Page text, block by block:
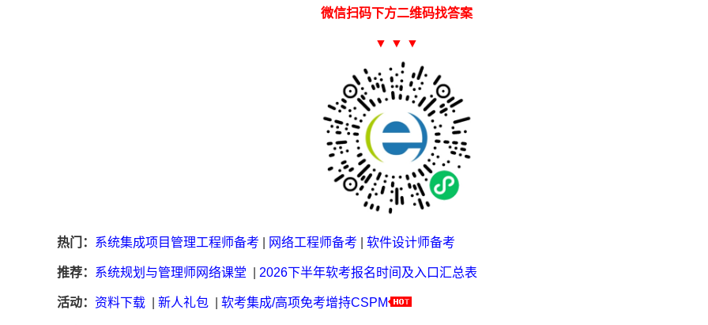
微信扫码下方二维码找答案
▼ ▼ ▼
热门： 系统集成项目管理工程师备考 网络工程师备考 软件设计师备考
推荐： 系统规划与管理师网络课堂 2026下半年软考报名时间及入口汇总表
活动： 资料下载 新人礼包 软考集成/高项免考增持CSPM